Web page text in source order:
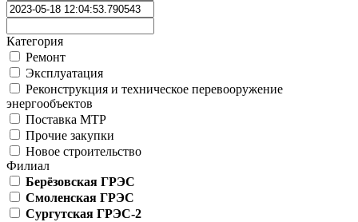
Категория
Ремонт
Эксплуатация
Реконструкция и техническое перевооружение
энергообъектов
Поставка МТР
Прочие закупки
Новое строительство
Филиал
Берёзовская ГРЭС
Смоленская ГРЭС
Сургутская ГРЭС-2